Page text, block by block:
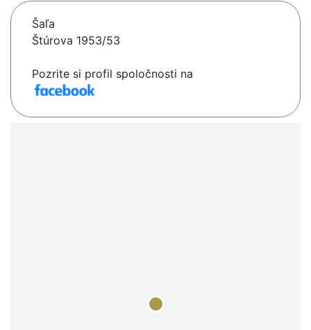
Šaľa
Štúrova 1953/53
Pozrite si profil spoločnosti na